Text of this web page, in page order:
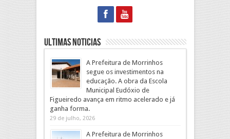
Ultimas Noticias
A Prefeitura de Morrinhos
segue os investimentos na
educação. A obra da Escola
Municipal Eudóxio de
Figueiredo avança em ritmo acelerado e já
ganha forma.
29 de julho, 2026
A Prefeitura de Morrinhos